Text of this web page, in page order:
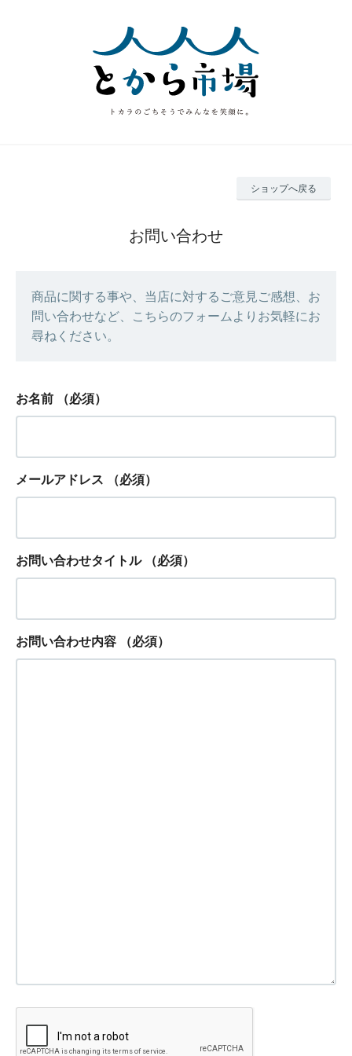
ショップへ戻る
お問い合わせ
商品に関する事や、当店に対するご意見ご感想、お
問い合わせなど、こちらのフォームよりお気軽にお
尋ねください。
お名前 （必須）
メールアドレス （必須）
お問い合わせタイトル （必須）
お問い合わせ内容 （必須）